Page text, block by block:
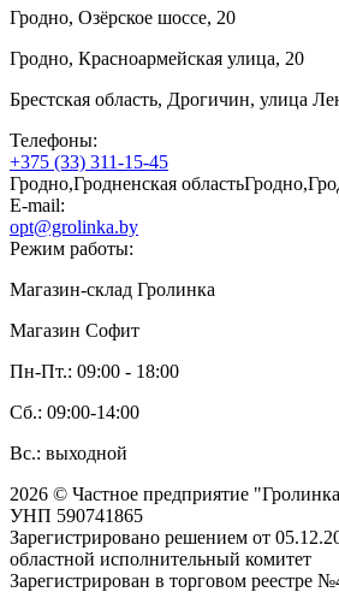
Гродно, Озёрское шоссе, 20
Гродно, Красноармейская улица, 20
Брестская область, Дрогичин, улица
Телефоны:
+375 (33) 311-15-45
Гродно,Гродненская
E-mail:
opt@grolinka.by
Режим работы:
Магазин-склад Гролинка
Магазин Софит
Пн-Пт.: 09:00 - 18:00
Сб.: 09:00-14:00
Вс.: выходной
2026 © Частное предприятие
УНП 590741865
Зарегистрировано решением от
областной исполнительный комитет
Зарегистрирован в торговом реестре